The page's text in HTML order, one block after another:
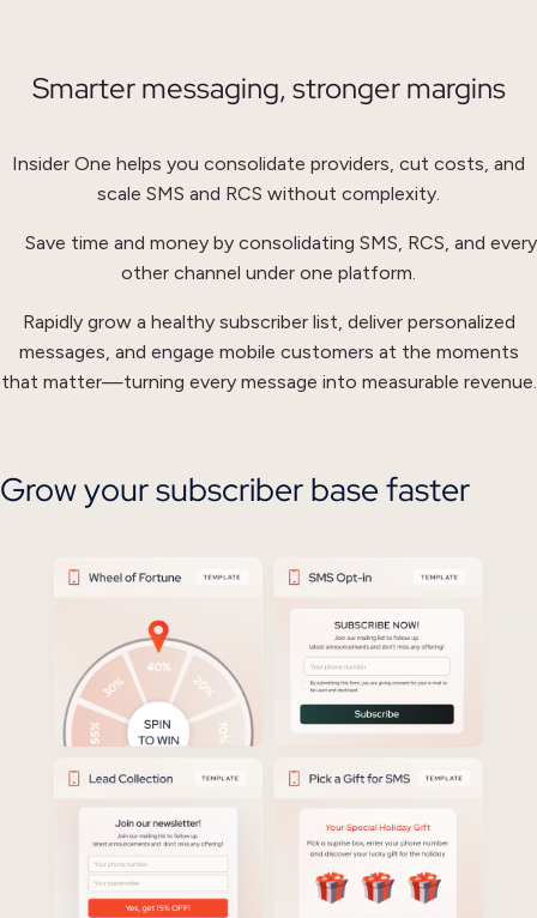
Smarter messaging, stronger margins
Insider One helps you consolidate providers, cut costs, and
scale SMS and RCS without complexity.
Save time and money by consolidating SMS, RCS, and every
other channel under one platform.
Rapidly grow a healthy subscriber list, deliver personalized
messages, and engage mobile customers at the moments
that matter—turning every message into measurable revenue.
Grow your subscriber base faster